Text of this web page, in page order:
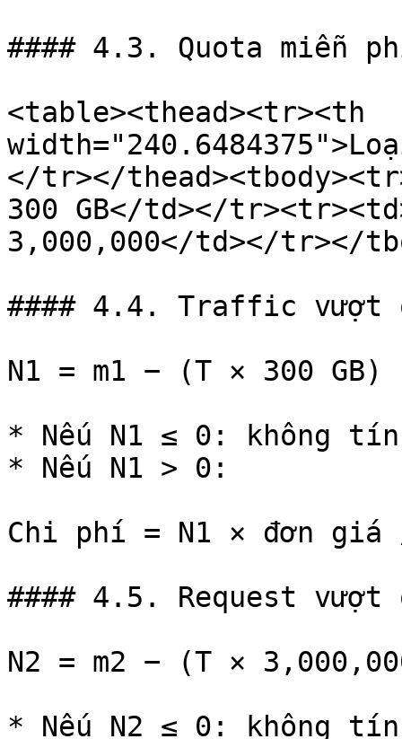
#### 4.3. Quota miễn
<table><thead><tr><th
</tr></
300 GB</td></
3,000,000</td></tr></
#### 4.4. Traffic vượt
N1 = m1 − (T × 300 GB)
* Nếu N1 ≤ 0: không
* Nếu N1 > 0:
Chi phí = N1 × đơn giá
#### 4.5. Request vượt
N2 = m2 − (T ×
* Nếu N2 ≤ 0: không